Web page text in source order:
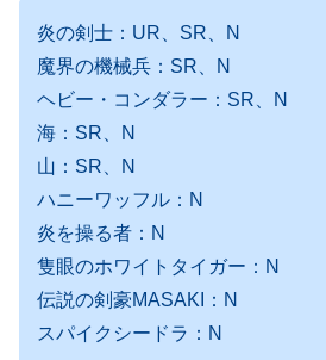
炎の剣士：UR、SR、N
魔界の機械兵：SR、N
ヘビー・コンダラー：SR、N
海：SR、N
山：SR、N
ハニーワッフル：N
炎を操る者：N
隻眼のホワイトタイガー：N
伝説の剣豪MASAKI：N
スパイクシードラ：N